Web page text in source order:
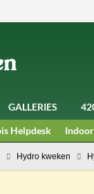
GALLERIES
Helpdesk
Hydro kweken